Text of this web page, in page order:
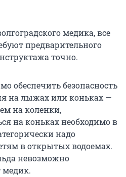
медика, все
предварительного
точно.
обеспечить безопасность
на лыжах или коньках —
на коленки,
на коньках необходимо в
надо
в открытых водоемах.
невозможно
медик.